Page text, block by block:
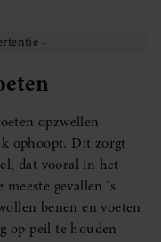
opzwellen
ophoopt. Dit zorgt
dat vooral in het
gevallen ‘s
benen en voeten
op peil te houden